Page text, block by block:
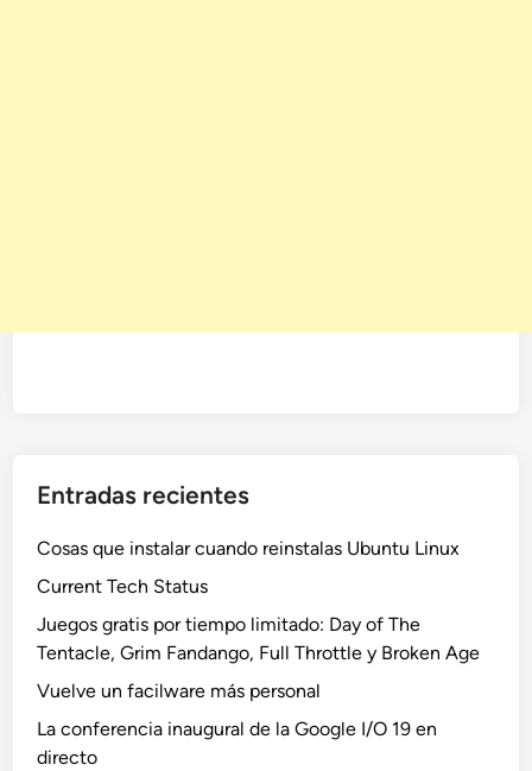
Entradas recientes
Cosas que instalar cuando reinstalas Ubuntu Linux
Current Tech Status
Juegos gratis por tiempo limitado: Day of The
Tentacle, Grim Fandango, Full Throttle y Broken Age
Vuelve un facilware más personal
La conferencia inaugural de la Google I/O 19 en
directo